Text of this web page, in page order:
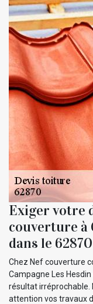
Exiger votre
couverture à
dans le
Chez Nef couverture
Campagne Les
résultat irréprochable.
attention vos travaux